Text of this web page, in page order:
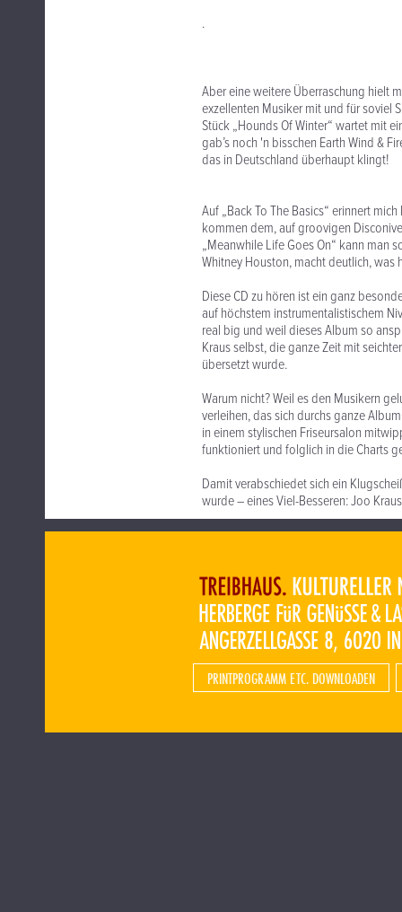
.
Aber eine weitere Überraschung hielt
exzellenten Musiker mit und für soviel
Stück „Hounds Of Winter“ wartet mit
gab’s noch 'n bisschen Earth Wind &
das in Deutschland überhaupt klingt!
Auf „Back To The Basics“ erinnert
kommen dem, auf groovigen
„Meanwhile Life Goes On“ kann man
Whitney Houston, macht deutlich, was
Diese CD zu hören ist ein ganz
auf höchstem instrumentalistischem
real big und weil dieses Album so
Kraus selbst, die ganze Zeit mit
übersetzt wurde.
Warum nicht? Weil es den Musikern
verleihen, das sich durchs ganze
in einem stylischen Friseursalon
funktioniert und folglich in die Charts
Damit verabschiedet sich ein
wurde – eines Viel-Besseren: Joo
PRINTPROGRAMM ETC. DOWNLOADEN